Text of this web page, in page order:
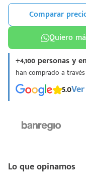
Lo que opinamos
Comparar
Quiero
+4,100 personas y
han comprado a
5.0
¡Espera!
enviar tu cotización
Análisis Personalizado
asesor te guiará
la mejor desición.